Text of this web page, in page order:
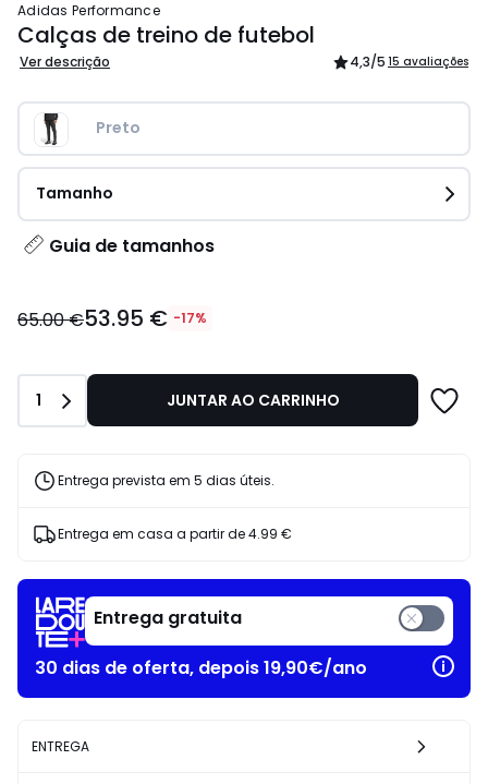
adidas Performance
Calças de treino de futebol
Ver descrição 4,3/5 15 avaliações
Preto
Tamanho
Guia de tamanhos
€
65.00
€
de
desconto
65.00 €53.95 € -17%
Quantidade
1 JUNTAR AO CARRINHO
Entrega prevista em 5 dias úteis.
Entrega em casa a partir de4.99 €
Entrega gratuita
30 dias de oferta, depois 19,90€/ano
ENTREGA